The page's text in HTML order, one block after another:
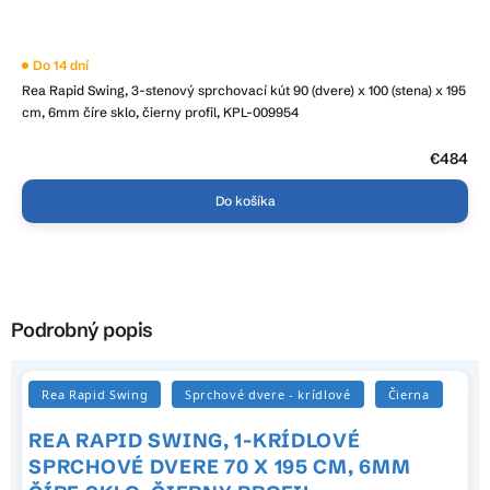
Rea Rapid Swing, 3-stenový sprchovací kút 90 (dvere) x 100 (stena) x 195
cm, 6mm číre sklo, čierny profil, KPL-009954
Do 14 dní
€484
Do košíka
Podrobný popis
Rea Rapid Swing Sprchové dvere - krídlové Čierna
REA RAPID SWING, 1-KRÍDLOVÉ
SPRCHOVÉ DVERE 70 X 195 CM, 6MM